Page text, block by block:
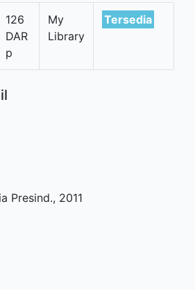
126
DAR
p
My
Library
Tersedia
Presind., 2011